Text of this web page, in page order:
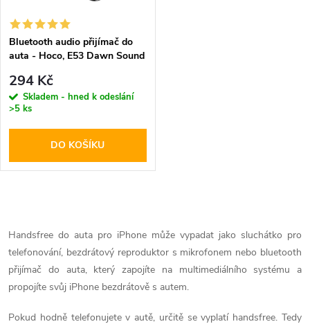
í
p
r
o
d
k
t
ů
s
p
r
o
d
k
t
ů
Bluetooth audio přijímač do
auta - Hoco, E53 Dawn Sound
294 Kč
Skladem - hned k odeslání
>5 ks
DO KOŠÍKU
v
l
á
Handsfree do auta pro iPhone může vypadat jako sluchátko pro
telefonování, bezdrátový reproduktor s mikrofonem nebo bluetooth
přijímač do auta, který zapojíte na multimediálního systému a
propojíte svůj iPhone bezdrátově s autem.
Pokud hodně telefonujete v autě, určitě se vyplatí handsfree. Tedy